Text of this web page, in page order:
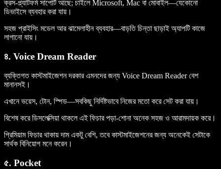
ক্রস-প্ল্যাটফর্ম সাপোর্ট আছে; চাইলে Microsoft, Mac বা মোবাইল—যেকোনো
ডিভাইসে ব্যবহার করা যায়।
সহজ প্রাইসিং মডেল আর ঝামেলাহীন ব্যবহার—বাড়তি চিন্তা ছাড়াই অ্যাপটি কাজে
লাগানো যায়।
৪. Voice Dream Reader
ব্যক্তিগত কাস্টমাইজেশন দরকার এমনদের জন্য Voice Dream Reader বেশ
মানানসই।
এখানে ভয়েস, টোন, স্পিড—সবকিছু নির্দিষ্টভাবে নিজের মতো করে সেট করা যায়।
বিশেষ করে ডিসলেক্সিয়া থাকলে এই ফিচার পড়া-শোনা অনেক সহজ ও আরামদায়ক করে।
প্রিমিয়াম ফিচার থাকায় দাম একটু বেশি, তবে কাস্টমাইজেশনের জন্য অনেকেই সেটাকে
সার্থক বিনিয়োগ মনে করেন।
৫. Pocket